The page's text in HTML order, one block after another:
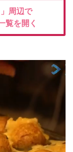
」周辺で
覧を開く